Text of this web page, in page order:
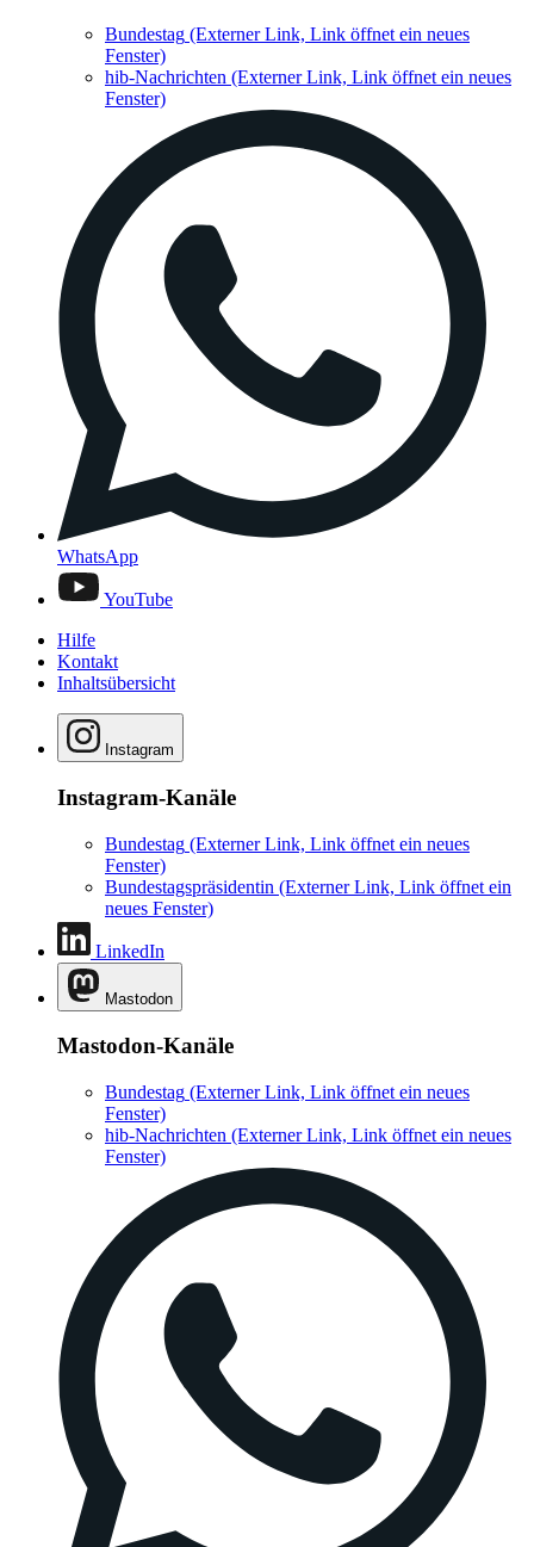
Bundestag (Externer Link, Link öffnet ein neues
Fenster)
hib-Nachrichten (Externer Link, Link öffnet ein neues
Fenster)
WhatsApp
YouTube
Hilfe
Kontakt
Inhaltsübersicht
Instagram
Instagram-Kanäle
Bundestag (Externer Link, Link öffnet ein neues
Fenster)
Bundestagspräsidentin (Externer Link, Link öffnet ein
neues Fenster)
LinkedIn
Mastodon
Mastodon-Kanäle
Bundestag (Externer Link, Link öffnet ein neues
Fenster)
hib-Nachrichten (Externer Link, Link öffnet ein neues
Fenster)